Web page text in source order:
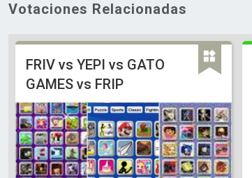
Votaciones Relacionadas
FRIV vs YEPI vs GATO
GAMES vs FRIP